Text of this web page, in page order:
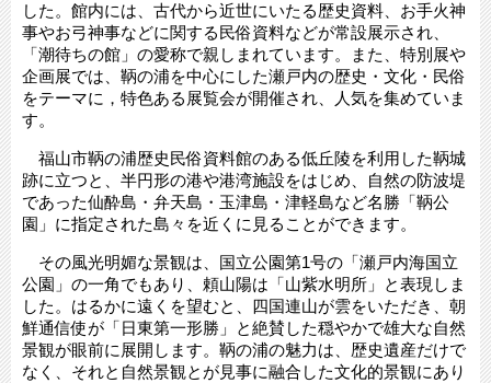
した。館内には、古代から近世にいたる歴史資料、お手火神
事やお弓神事などに関する民俗資料などが常設展示され、
「潮待ちの館」の愛称で親しまれています。また、特別展や
企画展では、鞆の浦を中心にした瀬戸内の歴史・文化・民俗
をテーマに，特色ある展覧会が開催され、人気を集めていま
す。
福山市鞆の浦歴史民俗資料館のある低丘陵を利用した鞆城
跡に立つと、半円形の港や港湾施設をはじめ、自然の防波堤
であった仙酔島・弁天島・玉津島・津軽島など名勝「鞆公
園」に指定された島々を近くに見ることができます。
その風光明媚な景観は、国立公園第1号の「瀬戸内海国立
公園」の一角でもあり、頼山陽は「山紫水明所」と表現しま
した。はるかに遠くを望むと、四国連山が雲をいただき、朝
鮮通信使が「日東第一形勝」と絶賛した穏やかで雄大な自然
景観が眼前に展開します。鞆の浦の魅力は、歴史遺産だけで
なく、それと自然景観とが見事に融合した文化的景観にあり